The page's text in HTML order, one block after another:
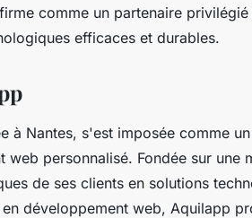
comme un partenaire
efficaces et durables.
à Nantes, s'est imposée comme
personnalisé. Fondée sur une
de ses clients en solutions
développement web, Aquilapp